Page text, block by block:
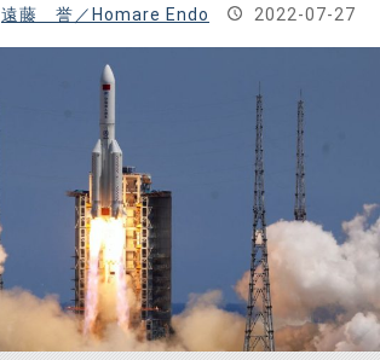
遠藤 誉／Homare Endo 2022-07-27